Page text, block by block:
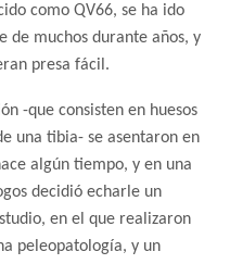
como QV66, se ha ido
de muchos durante años, y
presa fácil.
-que consisten en huesos
una tibia- se asentaron en
algún tiempo, y en una
decidió echarle un
en el que realizaron
peleopatología, y un